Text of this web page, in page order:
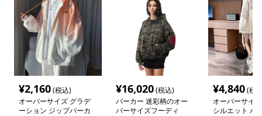
¥2,160(税込)
オーバーサイズ グラデ
ーション ジップパーカ
¥16,020(税込)
パーカー 迷彩柄のオー
バーサイズフーディ
¥4,840(税
オーバーサイ
シルエット パ